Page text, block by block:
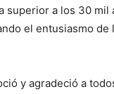
superior a los 30 mil
el entusiasmo de
y agradeció a